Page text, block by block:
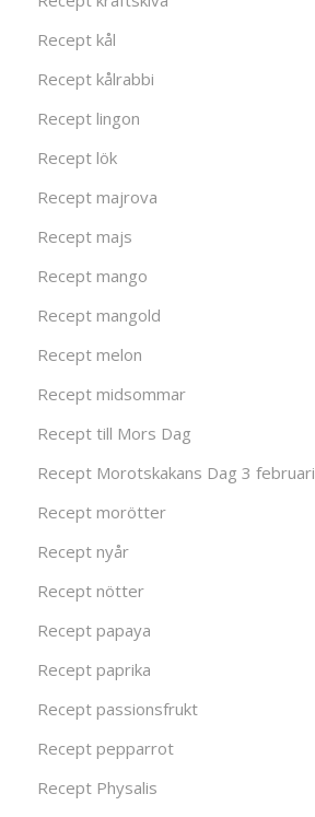
Recept kål
Recept kålrabbi
Recept lingon
Recept lök
Recept majrova
Recept majs
Recept mango
Recept mangold
Recept melon
Recept midsommar
Recept till Mors Dag
Recept Morotskakans Dag 3 februari
Recept morötter
Recept nyår
Recept nötter
Recept papaya
Recept paprika
Recept passionsfrukt
Recept pepparrot
Recept Physalis